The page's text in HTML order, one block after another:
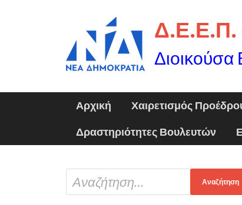
Δ.Ε.Ε.Π.
Διοικούσα
Αρχική Χαιρετισμός
Δραστηριότητες Βουλευτών